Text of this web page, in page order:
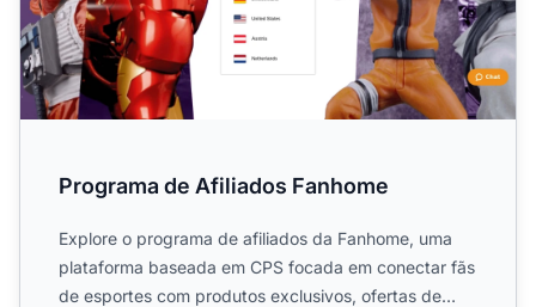
Programa de Afiliados Fanhome
Explore o programa de afiliados da Fanhome, uma
plataforma baseada em CPS focada em conectar fãs
de esportes com produtos exclusivos, ofertas de